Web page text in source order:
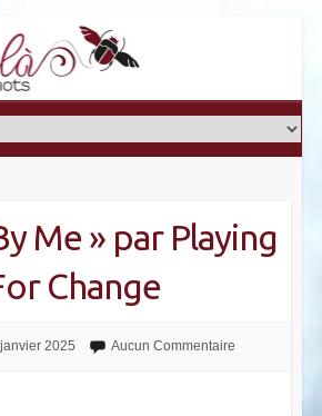
Me » par Playing
Change
2025 Aucun Commentaire